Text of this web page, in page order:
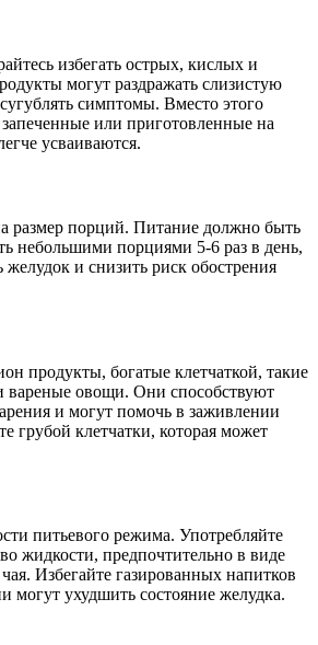
избегать острых, кислых и
могут раздражать слизистую
симптомы. Вместо этого
или приготовленные на
усваиваются.
размер порций. Питание должно быть
небольшими порциями 5-6 раз в день,
и снизить риск обострения
продукты, богатые клетчаткой, такие
вареные овощи. Они способствуют
и могут помочь в заживлении
грубой клетчатки, которая может
питьевого режима. Употребляйте
жидкости, предпочтительно в виде
Избегайте газированных напитков
могут ухудшить состояние желудка.